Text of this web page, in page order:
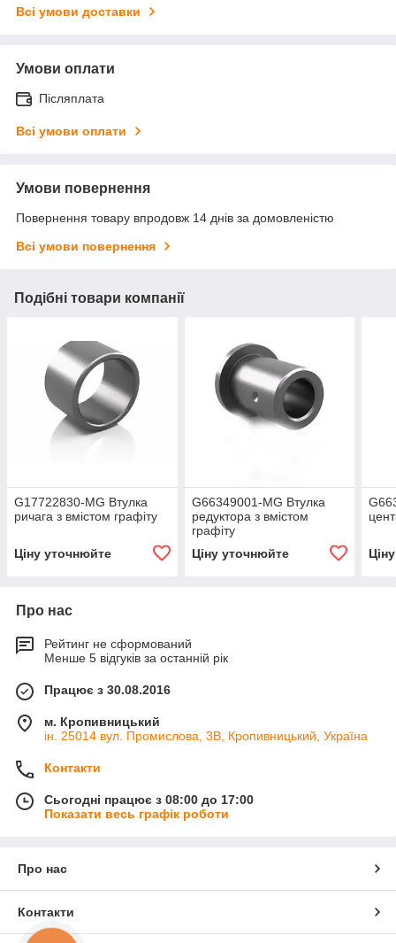
Всі умови доставки
Умови оплати
Післяплата
Всі умови оплати
Умови повернення
Повернення товару впродовж 14 днів за домовленістю
Всі умови повернення
Подібні товари компанії
G17722830-MG Втулка
ричага з вмістом графіту
Ціну уточнюйте
G66349001-MG Втулка
редуктора з вмістом
графіту
Ціну уточнюйте
Про нас
Рейтинг не сформований
Менше 5 відгуків за останній рік
Працює з 30.08.2016
м. Кропивницький
ін. 25014 вул. Промислова, 3В, Кропивницький, Україна
Контакти
Сьогодні працює з 08:00 до 17:00
Показати весь графік роботи
Про нас
Контакти